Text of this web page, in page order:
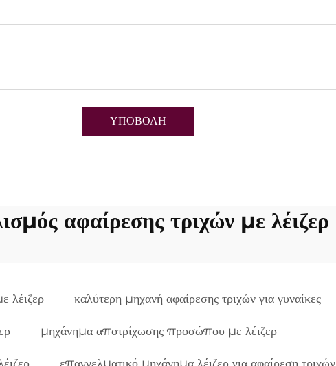
ΥΠΟΒΟΛΗ
αφαίρεσης τριχών με λέιζερ
λέιζερ καλύτερη μηχανή αφαίρεσης τριχών για γυναίκες
μηχάνημα αποτρίχωσης προσώπου με λέιζερ